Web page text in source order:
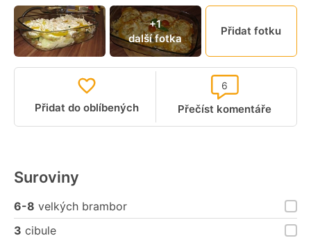
+1
další fotka
Přidat fotku
Přidat do oblíbených Přečíst komentáře
6
Suroviny
6-8 velkých brambor
3 cibule